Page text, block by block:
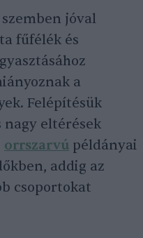
jóval
fűfélék és
a
Felépítésük
eltérések
orrszarvú példányai
addig az
csoportokat